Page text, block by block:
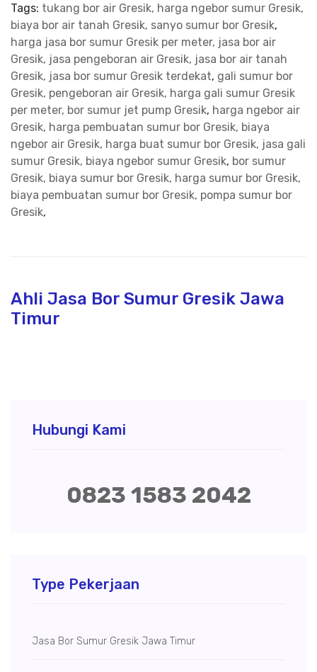
Tags: tukang bor air Gresik, harga ngebor sumur Gresik,
biaya bor air tanah Gresik, sanyo sumur bor Gresik,
harga jasa bor sumur Gresik per meter, jasa bor air
Gresik, jasa pengeboran air Gresik, jasa bor air tanah
Gresik, jasa bor sumur Gresik terdekat, gali sumur bor
Gresik, pengeboran air Gresik, harga gali sumur Gresik
per meter, bor sumur jet pump Gresik, harga ngebor air
Gresik, harga pembuatan sumur bor Gresik, biaya
ngebor air Gresik, harga buat sumur bor Gresik, jasa gali
sumur Gresik, biaya ngebor sumur Gresik, bor sumur
Gresik, biaya sumur bor Gresik, harga sumur bor Gresik,
biaya pembuatan sumur bor Gresik, pompa sumur bor
Gresik,
Ahli Jasa Bor Sumur Gresik Jawa
Timur
Hubungi Kami
0823 1583 2042
Type Pekerjaan
Jasa Bor Sumur Gresik Jawa Timur